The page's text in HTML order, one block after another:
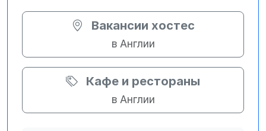
Вакансии хостес
в Англии
Кафе и рестораны
в Англии